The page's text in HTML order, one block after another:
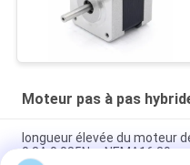
Moteur pas à pas
longueur élevée du moteur
0.3A 0.085Nm NEMA16